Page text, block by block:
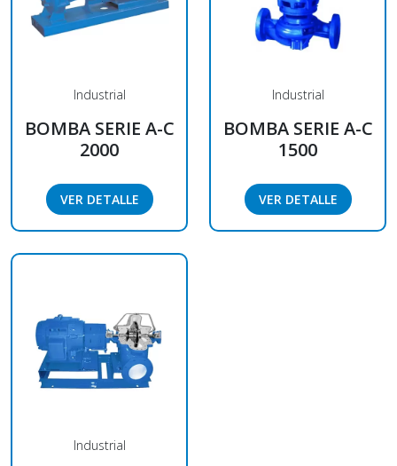
Industrial
BOMBA SERIE A-C
2000
VER DETALLE
Industrial
BOMBA SERIE A-C
1500
VER DETALLE
Industrial